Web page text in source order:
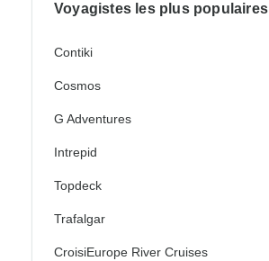
Voyagistes les plus populaires
Contiki
Cosmos
G Adventures
Intrepid
Topdeck
Trafalgar
CroisiEurope River Cruises